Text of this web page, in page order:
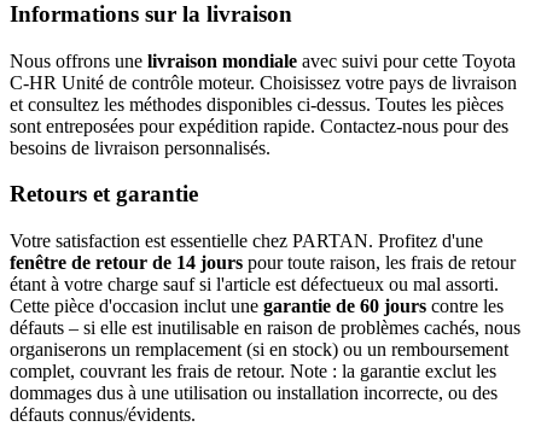
Informations sur la livraison
Nous offrons une livraison mondiale avec suivi pour cette Toyota
C-HR Unité de contrôle moteur. Choisissez votre pays de livraison
et consultez les méthodes disponibles ci-dessus. Toutes les pièces
sont entreposées pour expédition rapide. Contactez-nous pour des
besoins de livraison personnalisés.
Retours et garantie
Votre satisfaction est essentielle chez PARTAN. Profitez d'une
fenêtre de retour de 14 jours pour toute raison, les frais de retour
étant à votre charge sauf si l'article est défectueux ou mal assorti.
Cette pièce d'occasion inclut une garantie de 60 jours contre les
défauts – si elle est inutilisable en raison de problèmes cachés, nous
organiserons un remplacement (si en stock) ou un remboursement
complet, couvrant les frais de retour. Note : la garantie exclut les
dommages dus à une utilisation ou installation incorrecte, ou des
défauts connus/évidents.